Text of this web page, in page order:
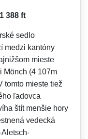
388 ft
sedlo
medzi kantóny
mieste
Mönch (4 107m
tomto mieste tiež
ľadovca
štít menšie hory
vedecká